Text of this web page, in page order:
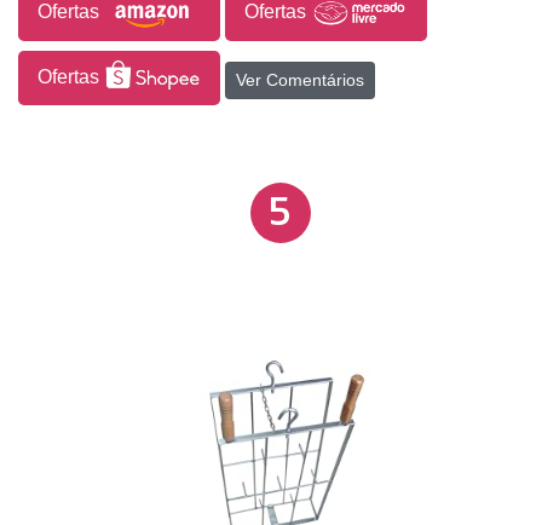
Ofertas Ofertas
Ofertas Ver Comentários
5